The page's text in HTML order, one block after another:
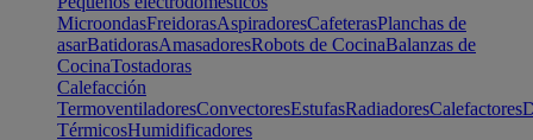
MicroondasFreidorasAspiradoresCafeterasPlanchas de
asarBatidorasAmasadoresRobots de CocinaBalanzas de
CocinaTostadoras
Calefacción
TermoventiladoresConvectoresEstufasRadiadoresCalefactores
TérmicosHumidificadores